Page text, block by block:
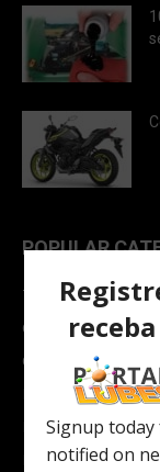
POPULAR
TOPNEWS
Carro e Moto
Carro
Notícias
Indústria
Moto